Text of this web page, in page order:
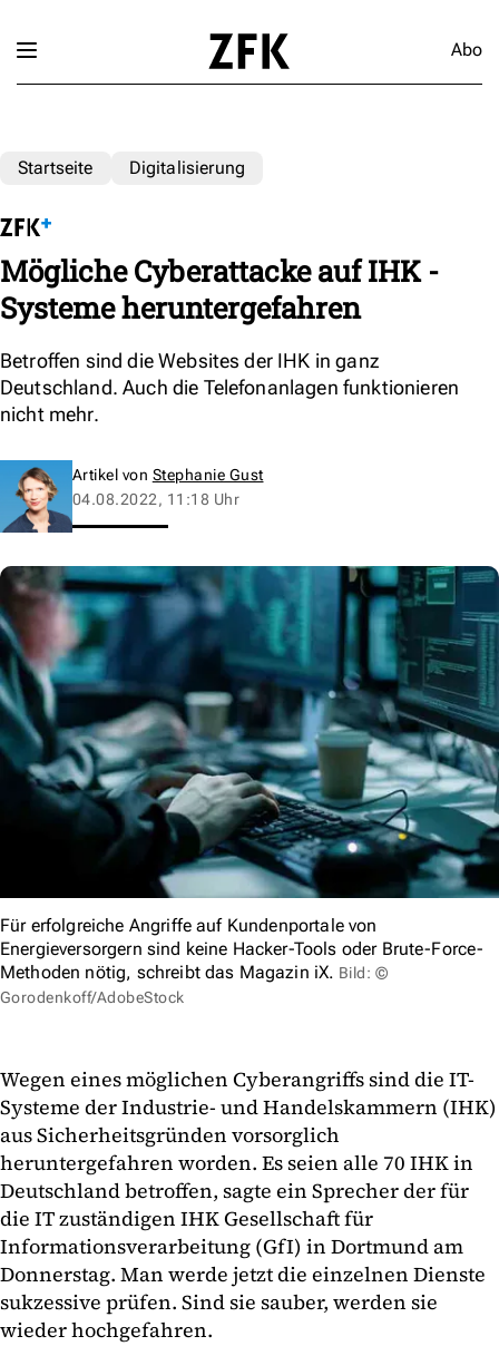
Abo
Startseite Digitalisierung
Mögliche Cyberattacke auf IHK -
Systeme heruntergefahren
Betroffen sind die Websites der IHK in ganz
Deutschland. Auch die Telefonanlagen funktionieren
nicht mehr.
Artikel von Stephanie Gust
04.08.2022, 11:18 Uhr
Für erfolgreiche Angriffe auf Kundenportale von
Energieversorgern sind keine Hacker-Tools oder Brute-Force-
Methoden nötig, schreibt das Magazin iX. Bild: ©
Gorodenkoff/AdobeStock
Wegen eines möglichen Cyberangriffs sind die IT-
Systeme der Industrie- und Handelskammern (IHK)
aus Sicherheitsgründen vorsorglich
heruntergefahren worden. Es seien alle 70 IHK in
Deutschland betroffen, sagte ein Sprecher der für
die IT zuständigen IHK Gesellschaft für
Informationsverarbeitung (GfI) in Dortmund am
Donnerstag. Man werde jetzt die einzelnen Dienste
sukzessive prüfen. Sind sie sauber, werden sie
wieder hochgefahren.